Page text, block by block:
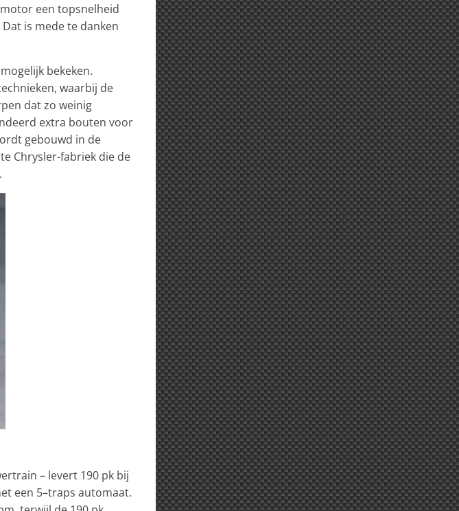
een topsnelheid
is mede te danken
bekeken.
waarbij de
dat zo weinig
extra bouten voor
gebouwd in de
Chrysler-fabriek die de
– levert 190 pk bij
een 5–traps automaat.